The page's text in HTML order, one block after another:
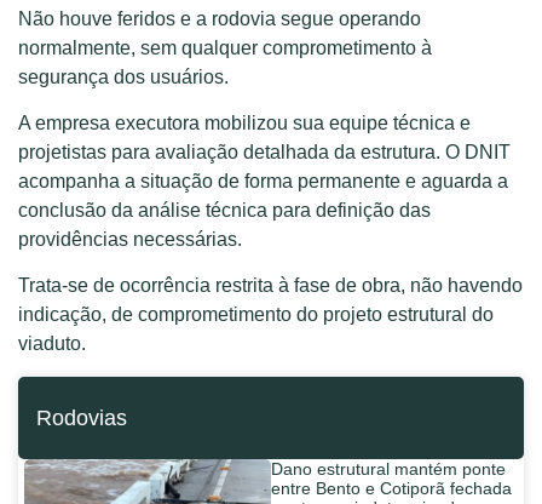
Não houve feridos e a rodovia segue operando
normalmente, sem qualquer comprometimento à
segurança dos usuários.
A empresa executora mobilizou sua equipe técnica e
projetistas para avaliação detalhada da estrutura. O DNIT
acompanha a situação de forma permanente e aguarda a
conclusão da análise técnica para definição das
providências necessárias.
Trata-se de ocorrência restrita à fase de obra, não havendo
indicação, de comprometimento do projeto estrutural do
viaduto.
Rodovias
Dano estrutural mantém ponte
entre Bento e Cotiporã fechada